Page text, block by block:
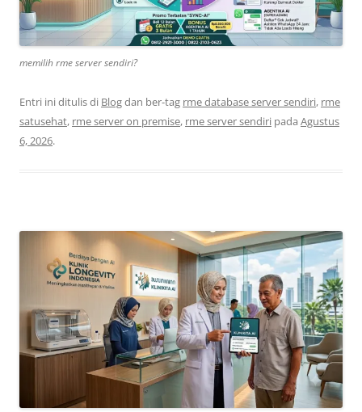
memilih rme server sendiri?
Entri ini ditulis di Blogdan ber-tag rme database server sendiri, rme
satusehat, rme server on premise, rme server sendiri pada Agustus
6, 2026.